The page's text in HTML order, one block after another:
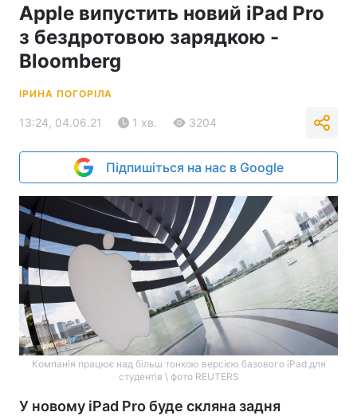
Apple випустить новий iPad Pro
з бездротовою зарядкою -
Bloomberg
ІРИНА ПОГОРІЛА
13:24, 04.06.21 1 хв. 3204
Підпишіться на нас в Google
Компанія працює над більш тонкою версією базового iPad для
студентів \ фото REUTERS
У новому iPad Pro буде скляна задня